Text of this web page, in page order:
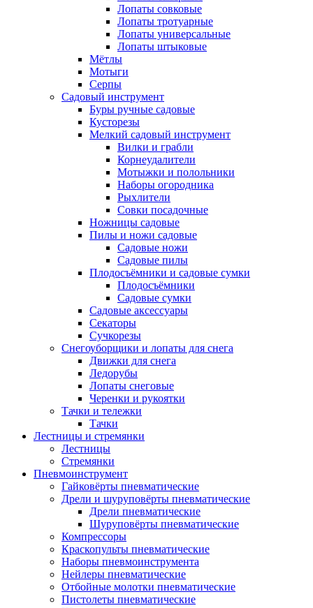
Лопаты совковые
Лопаты тротуарные
Лопаты универсальные
Лопаты штыковые
Мётлы
Мотыги
Серпы
Садовый инструмент
Буры ручные садовые
Кусторезы
Мелкий садовый инструмент
Вилки и грабли
Корнеудалители
Мотыжки и полольники
Наборы огородника
Рыхлители
Совки посадочные
Ножницы садовые
Пилы и ножи садовые
Садовые ножи
Садовые пилы
Плодосъёмники и садовые сумки
Плодосъёмники
Садовые сумки
Садовые аксессуары
Секаторы
Сучкорезы
Снегоуборщики и лопаты для снега
Движки для снега
Ледорубы
Лопаты снеговые
Черенки и рукоятки
Тачки и тележки
Тачки
Лестницы и стремянки
Лестницы
Стремянки
Пневмоинструмент
Гайковёрты пневматические
Дрели и шуруповёрты пневматические
Дрели пневматические
Шуруповёрты пневматические
Компрессоры
Краскопульты пневматические
Наборы пневмоинструмента
Нейлеры пневматические
Отбойные молотки пневматические
Пистолеты пневматические